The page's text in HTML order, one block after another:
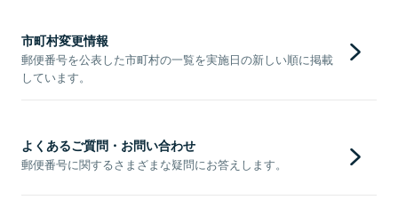
市町村変更情報
郵便番号を公表した市町村の一覧を実施日の新しい順に掲載
しています。
よくあるご質問・お問い合わせ
郵便番号に関するさまざまな疑問にお答えします。